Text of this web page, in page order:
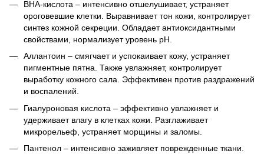
ВНА-кислота – интенсивно отшелушивает, устраняет
ороговевшие клетки. Выравнивает тон кожи, контролирует
синтез кожной секреции. Обладает антиоксидантными
свойствами, нормализует уровень рН.
Аллантоин – смягчает и успокаивает кожу, устраняет
пигментные пятна. Также увлажняет, контролирует
выработку кожного сала. Эффективен против раздражений
и воспалений.
Гиалуроновая кислота – эффективно увлажняет и
удерживает влагу в клетках кожи. Разглаживает
микрорельеф, устраняет морщины и заломы.
Пантенол – интенсивно заживляет поврежденные ткани.